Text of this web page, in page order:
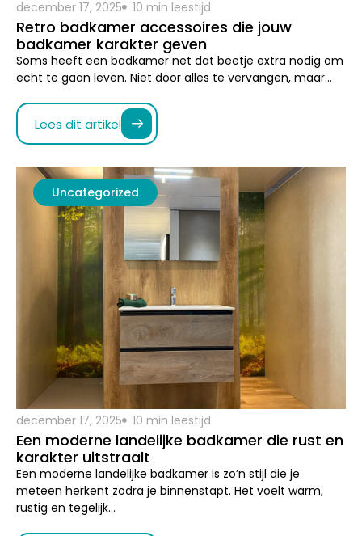
Lees dit artikel
Uncategorized
december 17, 2025 10 min leestijd
Een moderne landelijke badkamer die rust en
karakter uitstraalt
Een moderne landelijke badkamer is zo’n stijl die je
meteen herkent zodra je binnenstapt. Het voelt warm,
rustig en tegelijk…
Lees dit artikel
Uncategorized